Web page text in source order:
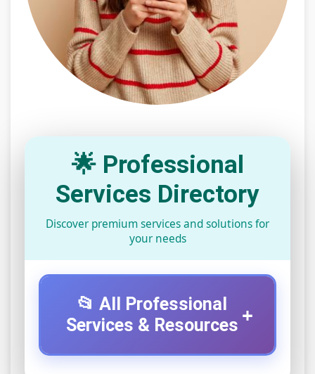
🌟 Professional
Services Directory
Discover premium services and solutions for
your needs
📂 All Professional
Services & Resources +